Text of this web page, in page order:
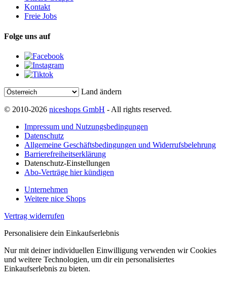
Kontakt
Freie Jobs
Folge uns auf
Land ändern
© 2010-2026 niceshops GmbH - All rights reserved.
Impressum und Nutzungsbedingungen
Datenschutz
Allgemeine Geschäftsbedingungen und Widerrufsbelehrung
Barrierefreiheitserklärung
Datenschutz-Einstellungen
Abo-Verträge hier kündigen
Unternehmen
Weitere nice Shops
Vertrag widerrufen
Personalisiere dein Einkaufserlebnis
Nur mit deiner individuellen Einwilligung verwenden wir Cookies
und weitere Technologien, um dir ein personalisiertes
Einkaufserlebnis zu bieten.